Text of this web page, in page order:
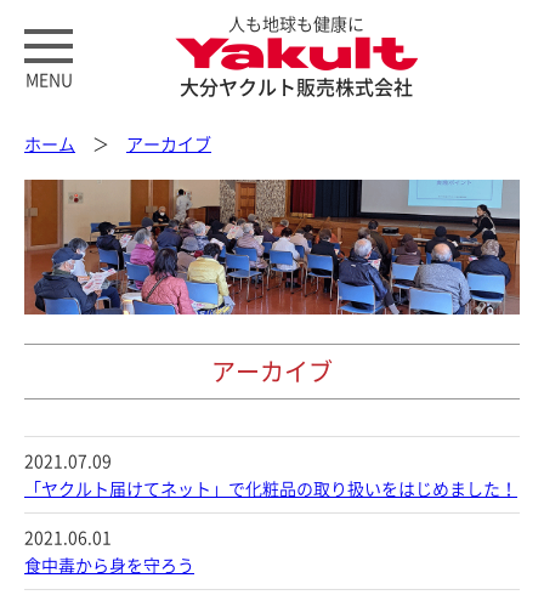
MENU
人も地球も健康に
大分ヤクルト販売株式会社
ホーム ＞ アーカイブ
アーカイブ
2021.07.09
「ヤクルト届けてネット」で化粧品の取り扱いをはじめました！
2021.06.01
食中毒から身を守ろう